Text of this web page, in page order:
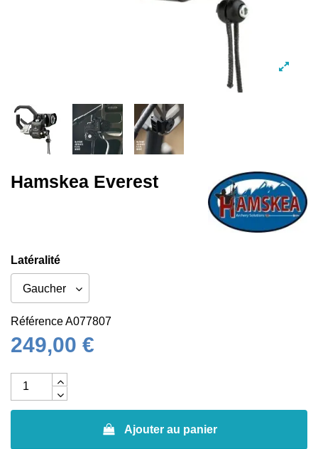
Hamskea Everest
Latéralité
RéférenceA077807
249,00 €
Ajouter au panier